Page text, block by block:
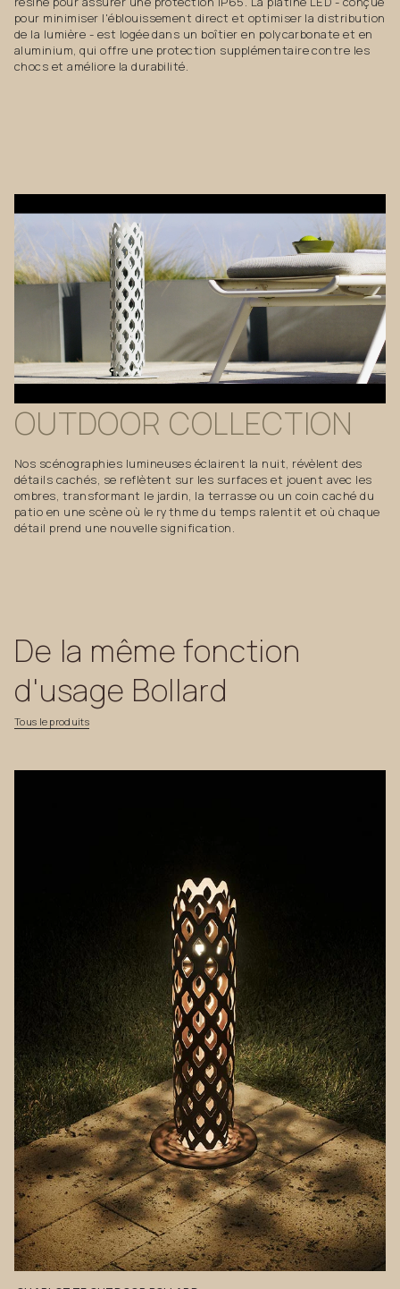
pour minimiser l'éblouissement direct et optimiser la distribution
de la lumière - est logée dans un boîtier en polycarbonate et en
aluminium, qui offre une protection supplémentaire contre les
chocs et améliore la durabilité.
OUTDOOR COLLECTION
Nos scénographies lumineuses éclairent la nuit, révèlent des
détails cachés, se reflètent sur les surfaces et jouent avec les
ombres, transformant le jardin, la terrasse ou un coin caché du
patio en une scène où le rythme du temps ralentit et où chaque
détail prend une nouvelle signification.
Tous le produits
De la même fonction
d'usage Bollard